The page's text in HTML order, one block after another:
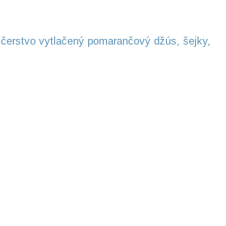
vytlačený pomarančový džús, šejky,